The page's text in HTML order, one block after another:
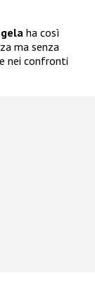
ha così
ma senza
nei confronti